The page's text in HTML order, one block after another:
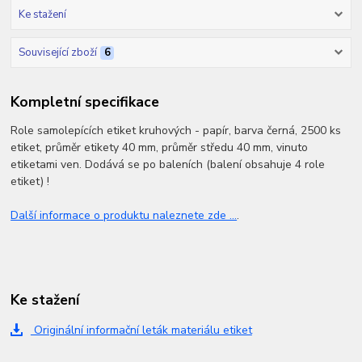
Ke stažení
Související zboží 6
Kompletní specifikace
Role samolepících etiket kruhových - papír, barva černá, 2500 ks
etiket, průměr etikety 40 mm, průměr středu 40 mm, vinuto
etiketami ven. Dodává se po baleních (balení obsahuje 4 role
etiket) !
Další informace o produktu naleznete zde ....
Ke stažení
Originální informační leták materiálu etiket